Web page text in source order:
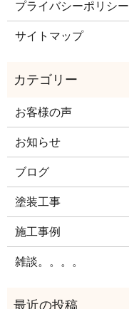
プライバシーポリシー
サイトマップ
お客様の声
お知らせ
ブログ
塗装工事
施工事例
雑談。。。。